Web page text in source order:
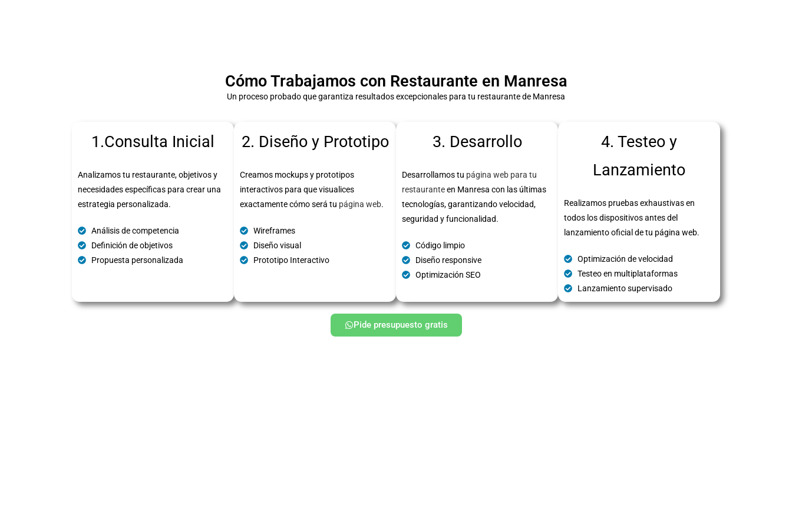
Cómo Trabajamos con Restaurante en Manresa
Un proceso probado que garantiza resultados excepcionales para tu restaurante de Manresa
1.Consulta Inicial
Analizamos tu restaurante, objetivos y
necesidades específicas para crear una
estrategia personalizada.
Análisis de competencia
Definición de objetivos
Propuesta personalizada
2. Diseño y Prototipo
Creamos mockups y prototipos
interactivos para que visualices
exactamente cómo será tu página web.
Wireframes
Diseño visual
Prototipo Interactivo
3. Desarrollo
Desarrollamos tu página web para tu
restauranteen Manresa con las últimas
tecnologías, garantizando velocidad,
seguridad y funcionalidad.
Código limpio
Diseño responsive
Optimización SEO
4. Testeo y
Lanzamiento
Realizamos pruebas exhaustivas en
todos los dispositivos antes del
lanzamiento oficial de tu página web.
Optimización de velocidad
Testeo en multiplataformas
Lanzamiento supervisado
Pide presupuesto gratis